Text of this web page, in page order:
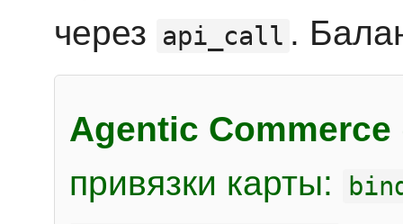
через api_call .
Agentic Commerce
привязки карты: